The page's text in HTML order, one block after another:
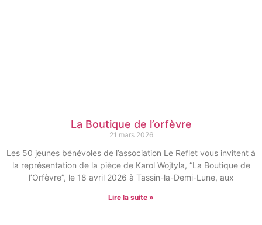
La Boutique de l’orfèvre
21 mars 2026
Les 50 jeunes bénévoles de l’association Le Reflet vous invitent à
la représentation de la pièce de Karol Wojtyla, “La Boutique de
l’Orfèvre”, le 18 avril 2026 à Tassin-la-Demi-Lune, aux
Lire la suite »